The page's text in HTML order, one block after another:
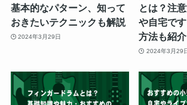
基本的なパターン、知って
おきたいテクニックも解説
2024年3月29日
とは？注
や自宅で
方法も紹介
2024年3月29